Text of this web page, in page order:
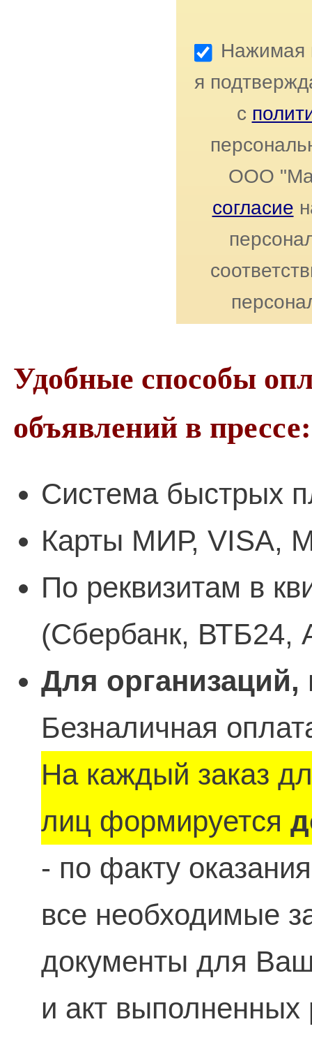
Нажимая
я
с
ООО
согласие
Удобные способы
объявлений в прессе:
Система быстрых
Карты МИР, VISA,
По реквизитам в
(Сбербанк, ВТБ24,
Для
Безналичная
На каждый заказ
лиц формируется
- по факту
все необходимые
документы для
и акт выполненных